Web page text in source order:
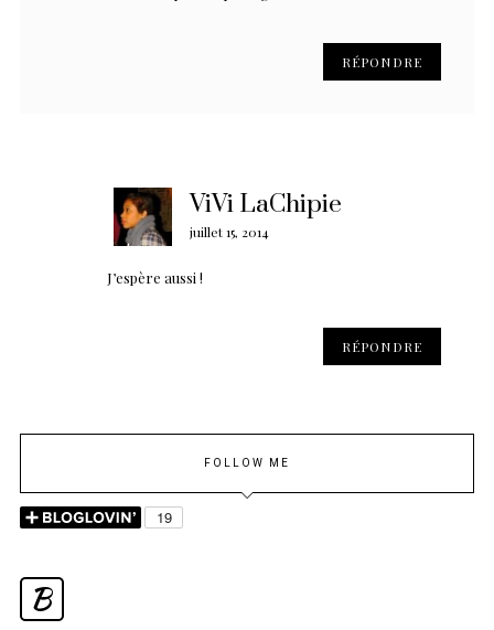
RÉPONDRE
ViVi LaChipie
juillet 15, 2014
J’espère aussi !
RÉPONDRE
FOLLOW ME
B